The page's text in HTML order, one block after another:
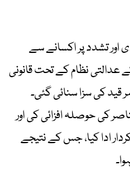
اور تشدد پر اکسانے سے
نظام کے تحت قانونی
قید کی سزا سنائی گئی۔
کی حوصلہ افزائی کی اور
ادا کیا، جس کے نتیجے